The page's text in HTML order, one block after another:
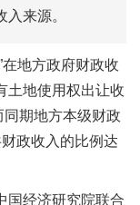
来源。
地方政府财政收
土地使用权出让收
期地方本级财政
政收入的比例达
国经济研究院联合